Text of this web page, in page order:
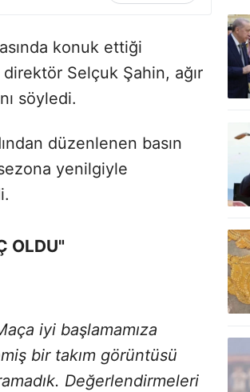
konuk ettiği
Selçuk Şahin, ağır
söyledi.
düzenlenen basın
yenilgiyle
OLDU"
iyi başlamamıza
bir takım görüntüsü
Değerlendirmeleri